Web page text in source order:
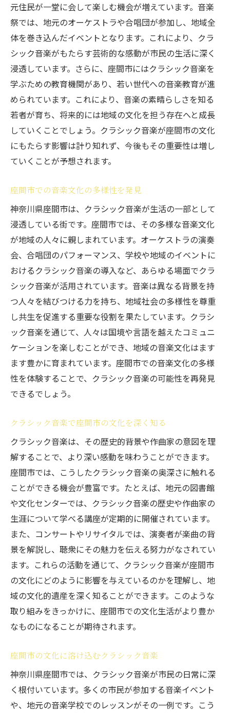
元住民が一堂に会して楽しむ機会が増えています。音楽
祭では、地元のオーケストラや合唱団が参加し、地域全
体を巻き込んだイベントとなります。これにより、クラ
シック音楽がもたらす芸術的な感動が市民の生活に深く
浸透しています。さらに、座間市にはクラシック音楽を
学ぶための教育機関があり、若い世代への音楽教育が進
められています。これにより、音楽の素晴らしさを知る
若者が育ち、将来的には地域の文化を担う存在へと成長
していくことでしょう。クラシック音楽が座間市の文化
にもたらす影響は計り知れず、今後もその重要性は増し
ていくことが予想されます。
座間市での音楽文化の多様性を発見
神奈川県座間市は、クラシック音楽が生活の一部として
浸透している街です。座間市では、その多様な音楽文化
が地域の人々に親しまれています。オーケストラの演奏
会、合唱団のパフォーマンス、学校や地域のイベントに
おけるクラシック音楽の導入など、あらゆる場面でクラ
シック音楽が活用されています。音楽は異なる背景を持
つ人々を結びつける力を持ち、地域社会の多様性を尊重
し共生を促進する重要な役割を果たしています。クラシ
ック音楽を通じて、人々は国境や言語を越えたコミュニ
ケーションを楽しむことができ、地域の音楽文化はます
ます豊かに育まれています。座間市での音楽文化の多様
性を体験することで、クラシック音楽の可能性を再発見
できるでしょう。
クラシック音楽で座間市の文化を深く知る
クラシック音楽は、その歴史的背景や作曲家の意図を理
解することで、より深い感動を味わうことができます。
座間市では、こうしたクラシック音楽の奥深さに触れる
ことができる機会が豊富です。たとえば、地元の図書館
や文化センターでは、クラシック音楽の歴史や作曲家の
生涯について学べる講座が定期的に開催されています。
また、コンサートやリサイタルでは、演奏者が楽曲の背
景を解説し、聴衆にその魅力を伝える努力がなされてい
ます。これらの活動を通じて、クラシック音楽が座間市
の文化にどのように影響を与えているのかを理解し、地
域の文化的遺産を深く知ることができます。このような
取り組みをきっかけに、座間市での文化生活がより豊か
なものになることが期待されます。
座間市の文化に溶け込むクラシック音楽
神奈川県座間市では、クラシック音楽が市民の日常に深
く根付いています。多くの市民が参加する音楽イベント
や、地元の音楽学校でのレッスンがその一例です。こう